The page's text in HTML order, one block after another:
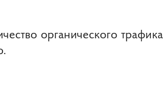
органического